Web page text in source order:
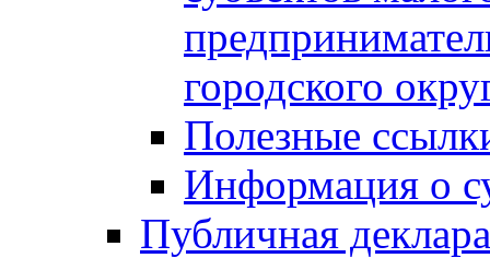
городского
Полезные
Информация о
Публичная